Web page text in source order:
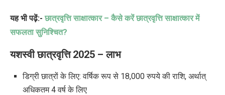
यह भी पढ़ें:- छात्रवृत्ति साक्षात्कार – कैसे करें छात्रवृत्ति साक्षात्कार में
सफलता सुनिश्चित?
यशस्वी छात्रवृत्ति 2025 – लाभ
डिग्री छात्रों के लिए: वर्षिक रूप से 18,000 रुपये की राशि, अर्थात्
अधिकतम 4 वर्ष के लिए